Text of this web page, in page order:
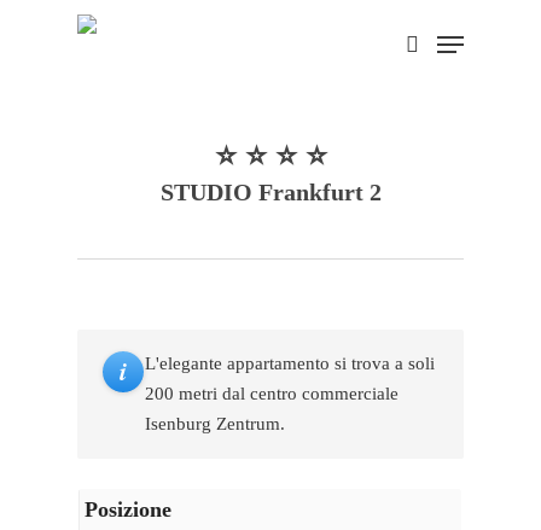
search
Menu
⭐ ⭐ ⭐ ⭐
STUDIO Frankfurt 2
i
L'elegante appartamento si trova a soli
200 metri dal centro commerciale
Isenburg Zentrum.
Posizione